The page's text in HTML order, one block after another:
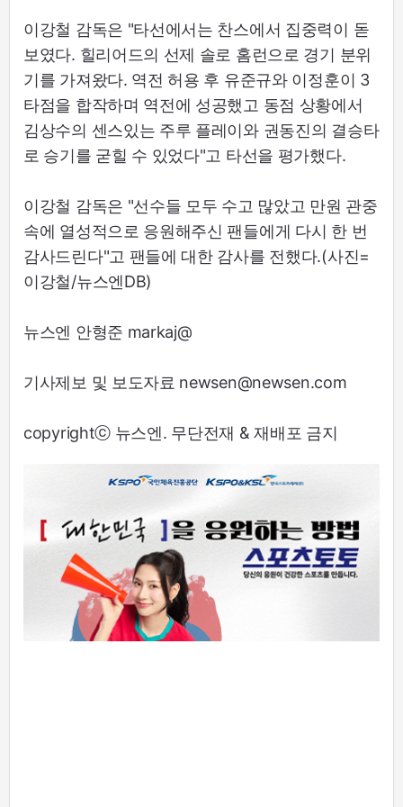
이강철 감독은 "타선에서는 찬스에서 집중력이 돋
보였다. 힐리어드의 선제 솔로 홈런으로 경기 분위
기를 가져왔다. 역전 허용 후 유준규와 이정훈이 3
타점을 합작하며 역전에 성공했고 동점 상황에서
김상수의 센스있는 주루 플레이와 권동진의 결승타
로 승기를 굳힐 수 있었다"고 타선을 평가했다.
이강철 감독은 "선수들 모두 수고 많았고 만원 관중
속에 열성적으로 응원해주신 팬들에게 다시 한 번
감사드린다"고 팬들에 대한 감사를 전했다.(사진=
이강철/뉴스엔DB)
뉴스엔 안형준 markaj@
기사제보 및 보도자료 newsen@newsen.com
copyrightⓒ 뉴스엔. 무단전재 & 재배포 금지